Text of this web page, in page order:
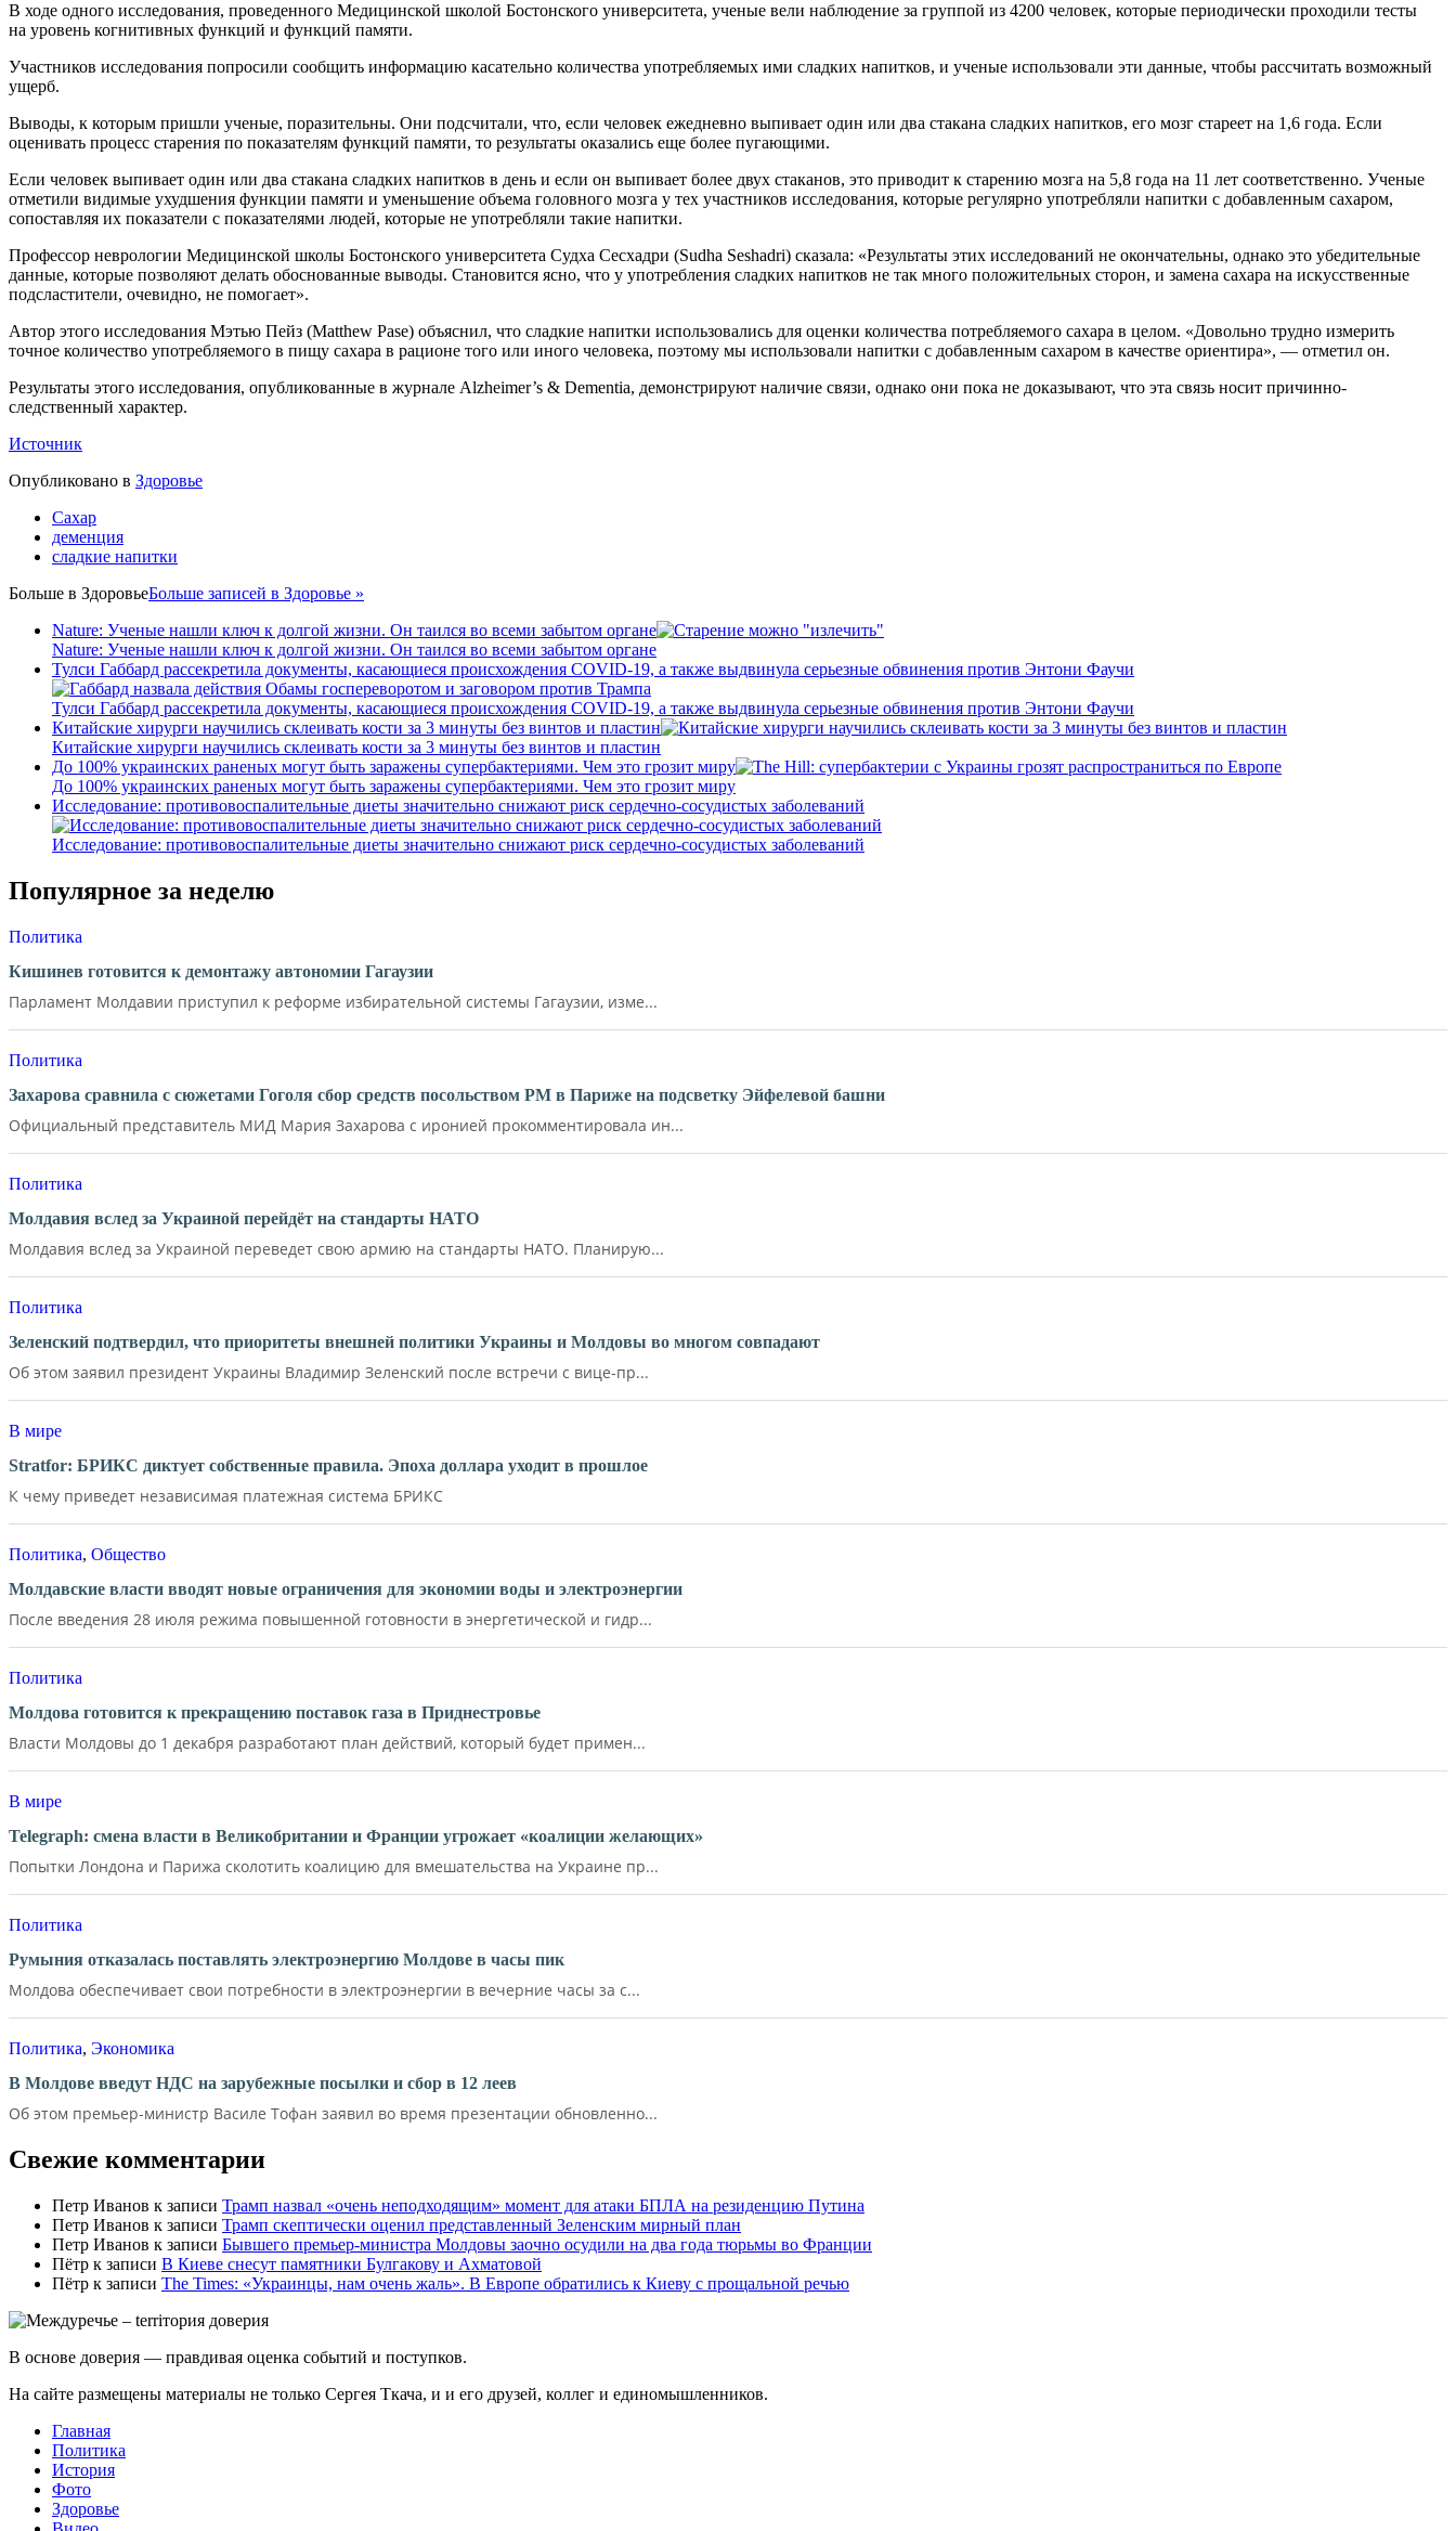
В ходе одного исследования, проведенного Медицинской школой Бостонского университета, ученые вели наблюдение за группой из 4200 человек, которые периодически проходили тесты
на уровень когнитивных функций и функций памяти.
Участников исследования попросили сообщить информацию касательно количества употребляемых ими сладких напитков, и ученые использовали эти данные, чтобы рассчитать возможный
ущерб.
Выводы, к которым пришли ученые, поразительны. Они подсчитали, что, если человек ежедневно выпивает один или два стакана сладких напитков, его мозг стареет на 1,6 года. Если
оценивать процесс старения по показателям функций памяти, то результаты оказались еще более пугающими.
Если человек выпивает один или два стакана сладких напитков в день и если он выпивает более двух стаканов, это приводит к старению мозга на 5,8 года на 11 лет соответственно. Ученые
отметили видимые ухудшения функции памяти и уменьшение объема головного мозга у тех участников исследования, которые регулярно употребляли напитки с добавленным сахаром,
сопоставляя их показатели с показателями людей, которые не употребляли такие напитки.
Профессор неврологии Медицинской школы Бостонского университета Судха Сесхадри (Sudha Seshadri) сказала: «Результаты этих исследований не окончательны, однако это убедительные
данные, которые позволяют делать обоснованные выводы. Становится ясно, что у употребления сладких напитков не так много положительных сторон, и замена сахара на искусственные
подсластители, очевидно, не помогает».
Автор этого исследования Мэтью Пейз (Matthew Pase) объяснил, что сладкие напитки использовались для оценки количества потребляемого сахара в целом. «Довольно трудно измерить
точное количество употребляемого в пищу сахара в рационе того или иного человека, поэтому мы использовали напитки с добавленным сахаром в качестве ориентира», — отметил он.
Результаты этого исследования, опубликованные в журнале Alzheimer’s & Dementia, демонстрируют наличие связи, однако они пока не доказывают, что эта связь носит причинно-
следственный характер.
Источник
Опубликовано в Здоровье
Сахар
деменция
сладкие напитки
Больше в ЗдоровьеБольше записей в Здоровье »
Nature: Ученые нашли ключ к долгой жизни. Он таился во всеми забытом органе
Nature: Ученые нашли ключ к долгой жизни. Он таился во всеми забытом органе
Тулси Габбард рассекретила документы, касающиеся происхождения COVID-19, а также выдвинула серьезные обвинения против Энтони Фаучи
Тулси Габбард рассекретила документы, касающиеся происхождения COVID-19, а также выдвинула серьезные обвинения против Энтони Фаучи
Китайские хирурги научились склеивать кости за 3 минуты без винтов и пластин
Китайские хирурги научились склеивать кости за 3 минуты без винтов и пластин
До 100% украинских раненых могут быть заражены супербактериями. Чем это грозит миру
До 100% украинских раненых могут быть заражены супербактериями. Чем это грозит миру
Исследование: противовоспалительные диеты значительно снижают риск сердечно-сосудистых заболеваний
Исследование: противовоспалительные диеты значительно снижают риск сердечно-сосудистых заболеваний
Популярное за неделю
Политика
Кишинев готовится к демонтажу автономии Гагаузии
Парламент Молдавии приступил к реформе избирательной системы Гагаузии, изме...
Политика
Захарова сравнила с сюжетами Гоголя сбор средств посольством РМ в Париже на подсветку Эйфелевой башни
Официальный представитель МИД Мария Захарова с иронией прокомментировала ин...
Политика
Молдавия вслед за Украиной перейдёт на стандарты НАТО
Молдавия вслед за Украиной переведет свою армию на стандарты НАТО. Планирую...
Политика
Зеленский подтвердил, что приоритеты внешней политики Украины и Молдовы во многом совпадают
Об этом заявил президент Украины Владимир Зеленский после встречи с вице-пр...
В мире
Stratfor: БРИКС диктует собственные правила. Эпоха доллара уходит в прошлое
К чему приведет независимая платежная система БРИКС
Политика, Общество
Молдавские власти вводят новые ограничения для экономии воды и электроэнергии
После введения 28 июля режима повышенной готовности в энергетической и гидр...
Политика
Молдова готовится к прекращению поставок газа в Приднестровье
Власти Молдовы до 1 декабря разработают план действий, который будет примен...
В мире
Telegraph: смена власти в Великобритании и Франции угрожает «коалиции желающих»
Попытки Лондона и Парижа сколотить коалицию для вмешательства на Украине пр...
Политика
Румыния отказалась поставлять электроэнергию Молдове в часы пик
Молдова обеспечивает свои потребности в электроэнергии в вечерние часы за с...
Политика, Экономика
В Молдове введут НДС на зарубежные посылки и сбор в 12 леев
Об этом премьер-министр Василе Тофан заявил во время презентации обновленно...
Свежие комментарии
Петр Иванов к записи Трамп назвал «очень неподходящим» момент для атаки БПЛА на резиденцию Путина
Петр Иванов к записи Трамп скептически оценил представленный Зеленским мирный план
Петр Иванов к записи Бывшего премьер-министра Молдовы заочно осудили на два года тюрьмы во Франции
Пётр к записи В Киеве снесут памятники Булгакову и Ахматовой
Пётр к записи Тhe Times: «Украинцы, нам очень жаль». В Европе обратились к Киеву с прощальной речью
В основе доверия — правдивая оценка событий и поступков.
На сайте размещены материалы не только Сергея Ткача, и и его друзей, коллег и единомышленников.
Главная
Политика
История
Фото
Здоровье